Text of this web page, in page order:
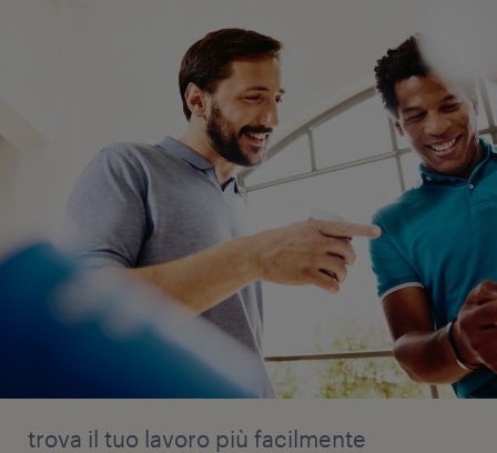
trova il tuo lavoro più facilmente